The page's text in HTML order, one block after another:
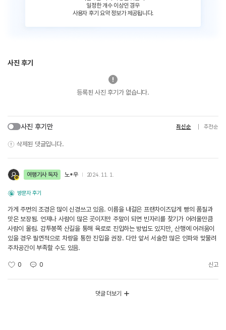
일정한 개수 이상인 경우
사용자 후기 요약 정보가 제공됩니다.
사진 후기
등록된 사진 후기가 없습니다.
사진 후기만 최신순 추천순
삭제된 댓글입니다.
여행기사 독자 노*우 2024. 11. 1.
방문자 후기
가게 주변의 조경은 많이 신경쓰고 있음. 이름을 내걸은 프랜차이즈답게 빵의 품질과
맛은 보장됨. 언제나 사람이 많은 곳이지만 주말이 되면 빈자리를 찾기가 어려울만큼
사람이 몰림. 감투봉쪽 산길을 통해 육로로 진입하는 방법도 있지만, 산행에 어려움이
있을 경우 필연적으로 차량을 통한 진입을 권장. 다만 앞서 서술한 많은 인파와 맞물려
주차공간이 부족할 수도 있음.
0 0 신고
댓글 더보기